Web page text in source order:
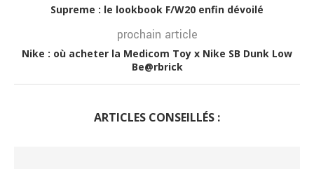
Supreme : le lookbook F/W20 enfin dévoilé
prochain article
Nike : où acheter la Medicom Toy x Nike SB Dunk Low
Be@rbrick
ARTICLES CONSEILLÉS :